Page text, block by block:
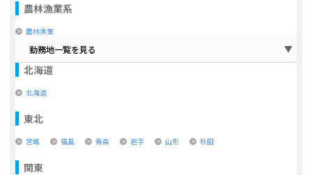
農林漁業系
農林漁業
勤務地一覧を見る
北海道
北海道
東北
宮城 福島 青森 岩手 山形 秋田
関東